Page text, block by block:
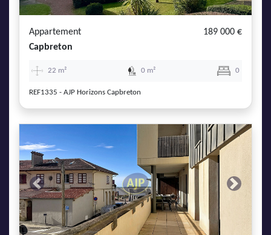
Appartement
189 000 €
Capbreton
22 m² 0 m² 0
REF1335 - AJP Horizons Capbreton
Previous Next